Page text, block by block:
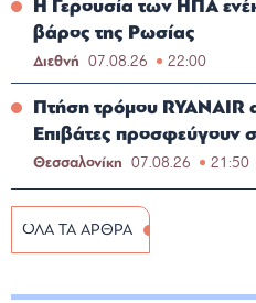
Η Γερουσία των ΗΠΑ
βάρος της Ρωσίας
Διεθνή 07.08.26 22:00
Πτήση τρόμου
Επιβάτες προσφεύγουν
Θεσσαλονίκη 07.08.26 21:50
ΟΛΑ ΤΑ ΑΡΘΡΑ